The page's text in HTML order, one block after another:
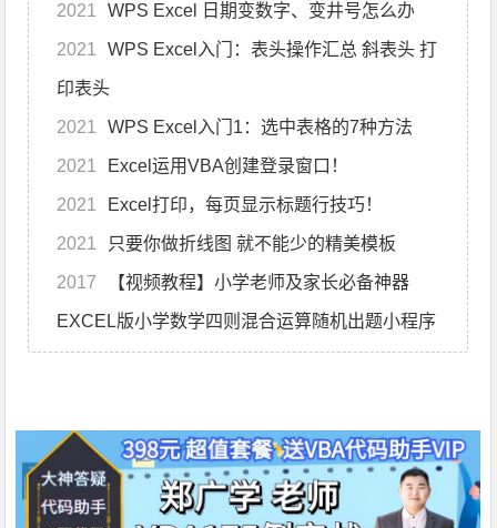
2021 WPS Excel 日期变数字、变井号怎么办
2021 WPS Excel入门：表头操作汇总 斜表头 打
印表头
2021 WPS Excel入门1：选中表格的7种方法
2021 Excel运用VBA创建登录窗口！
2021 Excel打印，每页显示标题行技巧！
2021 只要你做折线图 就不能少的精美模板
2017 【视频教程】小学老师及家长必备神器
EXCEL版小学数学四则混合运算随机出题小程序